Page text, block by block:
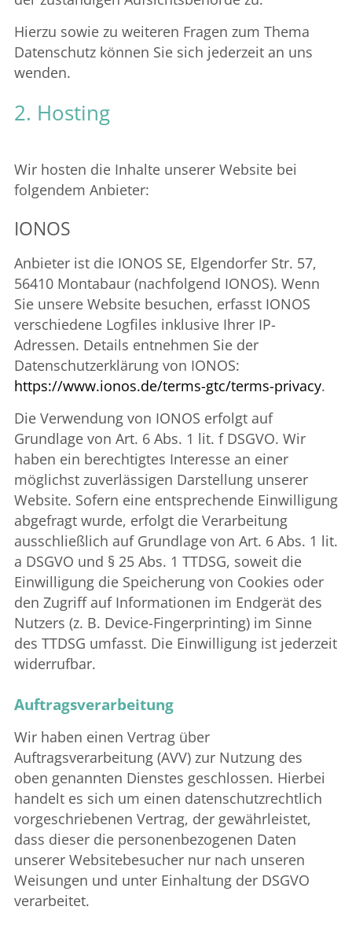
Hierzu sowie zu weiteren Fragen zum Thema
Datenschutz können Sie sich jederzeit an uns
wenden.
2. Hosting
Wir hosten die Inhalte unserer Website bei
folgendem Anbieter:
IONOS
Anbieter ist die IONOS SE, Elgendorfer Str. 57,
56410 Montabaur (nachfolgend IONOS). Wenn
Sie unsere Website besuchen, erfasst IONOS
verschiedene Logfiles inklusive Ihrer IP-
Adressen. Details entnehmen Sie der
Datenschutzerklärung von IONOS:
https://www.ionos.de/terms-gtc/terms-privacy.
Die Verwendung von IONOS erfolgt auf
Grundlage von Art. 6 Abs. 1 lit. f DSGVO. Wir
haben ein berechtigtes Interesse an einer
möglichst zuverlässigen Darstellung unserer
Website. Sofern eine entsprechende Einwilligung
abgefragt wurde, erfolgt die Verarbeitung
ausschließlich auf Grundlage von Art. 6 Abs. 1 lit.
a DSGVO und § 25 Abs. 1 TTDSG, soweit die
Einwilligung die Speicherung von Cookies oder
den Zugriff auf Informationen im Endgerät des
Nutzers (z. B. Device-Fingerprinting) im Sinne
des TTDSG umfasst. Die Einwilligung ist jederzeit
widerrufbar.
Auftragsverarbeitung
Wir haben einen Vertrag über
Auftragsverarbeitung (AVV) zur Nutzung des
oben genannten Dienstes geschlossen. Hierbei
handelt es sich um einen datenschutzrechtlich
vorgeschriebenen Vertrag, der gewährleistet,
dass dieser die personenbezogenen Daten
unserer Websitebesucher nur nach unseren
Weisungen und unter Einhaltung der DSGVO
verarbeitet.